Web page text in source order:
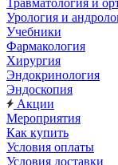
Травматология и
Урология и
Учебники
Фармакология
Хирургия
Эндокринология
Эндоскопия
Акции
Мероприятия
Как купить
Условия оплаты
Условия доставки